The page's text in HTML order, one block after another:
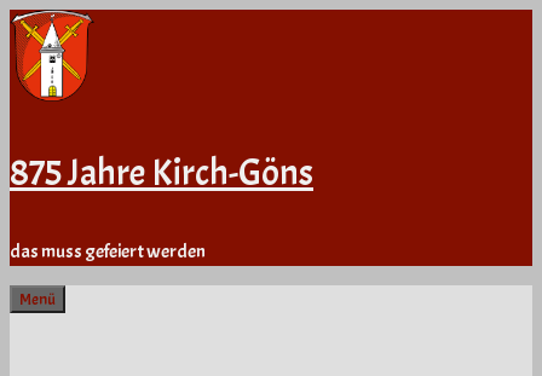
Zum
Inhalt
springen
875 Jahre Kirch-Göns
das muss gefeiert werden
Menü